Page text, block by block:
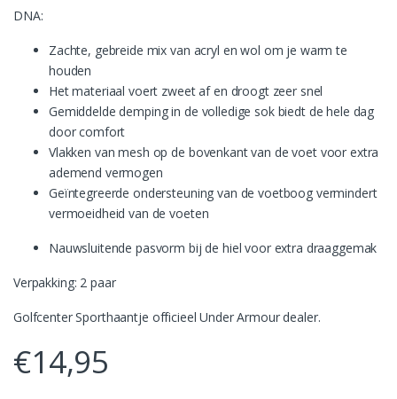
DNA:
Zachte, gebreide mix van acryl en wol om je warm te
houden
Het materiaal voert zweet af en droogt zeer snel
Gemiddelde demping in de volledige sok biedt de hele dag
door comfort
Vlakken van mesh op de bovenkant van de voet voor extra
ademend vermogen
Geïntegreerde ondersteuning van de voetboog vermindert
vermoeidheid van de voeten
Nauwsluitende pasvorm bij de hiel voor extra draaggemak
Verpakking: 2 paar
Golfcenter Sporthaantje officieel Under Armour dealer.
€14,95